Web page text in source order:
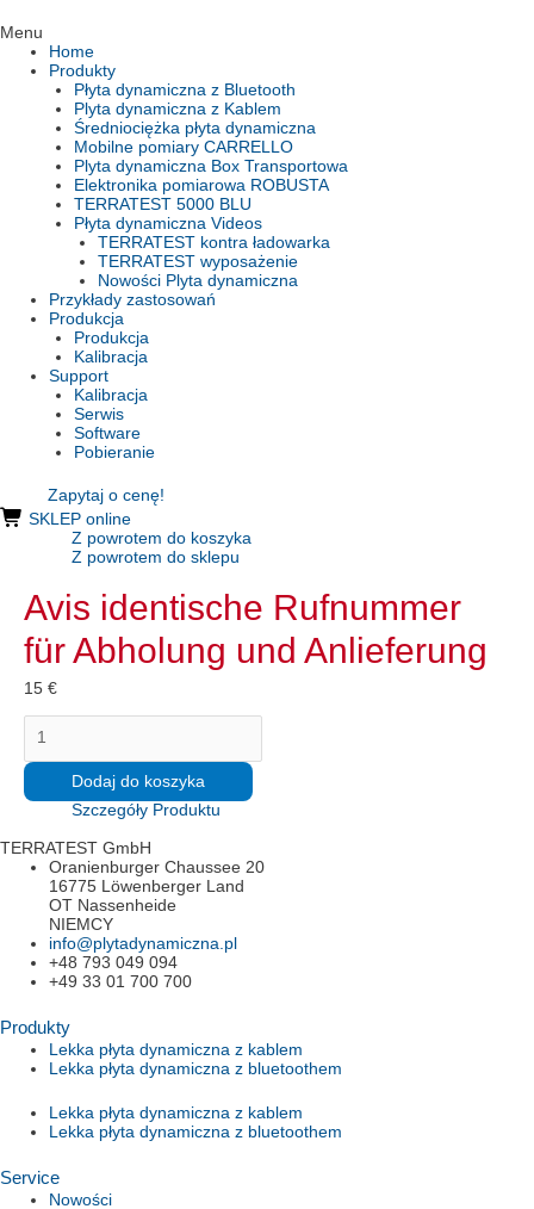
Menu
Home
Produkty
Płyta dynamiczna z Bluetooth
Plyta dynamiczna z Kablem
Średniociężka płyta dynamiczna
Mobilne pomiary CARRELLO
Plyta dynamiczna Box Transportowa
Elektronika pomiarowa ROBUSTA
TERRATEST 5000 BLU
Płyta dynamiczna Videos
TERRATEST kontra ładowarka
TERRATEST wyposażenie
Nowości Plyta dynamiczna
Przykłady zastosowań
Produkcja
Produkcja
Kalibracja
Support
Kalibracja
Serwis
Software
Pobieranie
Zapytaj o cenę!
SKLEP online
Z powrotem do koszyka
Z powrotem do sklepu
Avis identische Rufnummer
für Abholung und Anlieferung
15 €
Avis
identische
Rufnummer
für
Abholung
und
Anlieferung
Dodaj do koszyka
Szczegóły Produktu
TERRATEST GmbH
Oranienburger Chaussee 20
16775 Löwenberger Land
OT Nassenheide
NIEMCY
info@plytadynamiczna.pl
+48 793 049 094
+49 33 01 700 700
Produkty
Lekka płyta dynamiczna z kablem
Lekka płyta dynamiczna z bluetoothem
Lekka płyta dynamiczna z kablem
Lekka płyta dynamiczna z bluetoothem
Service
Nowości